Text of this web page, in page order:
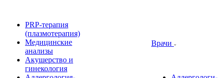
PRP-терапия
(плазмотерапия)
Медицинские
анализы
Акушерство и
гинекология
Врачи